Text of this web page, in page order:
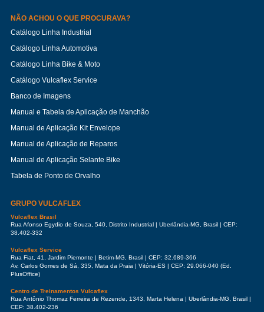
NÃO ACHOU O QUE PROCURAVA?
Catálogo Linha Industrial
Catálogo Linha Automotiva
Catálogo Linha Bike & Moto
Catálogo Vulcaflex Service
Banco de Imagens
Manual e Tabela de Aplicação de Manchão
Manual de Aplicação Kit Envelope
Manual de Aplicação de Reparos
Manual de Aplicação Selante Bike
Tabela de Ponto de Orvalho
GRUPO VULCAFLEX
Vulcaflex Brasil
Rua Afonso Egydio de Souza, 540, Distrito Industrial | Uberlândia-MG, Brasil | CEP:
38.402-332
Vulcaflex Service
Rua Fiat, 41, Jardim Piemonte | Betim-MG, Brasil | CEP: 32.689-366
Av. Carlos Gomes de Sá, 335, Mata da Praia | Vitória-ES | CEP: 29.066-040 (Ed.
PlusOffice)
Centro de Treinamentos Vulcaflex
Rua Antônio Thomaz Ferreira de Rezende, 1343, Marta Helena | Uberlândia-MG, Brasil |
CEP: 38.402-236